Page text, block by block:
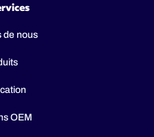
de nous
OEM